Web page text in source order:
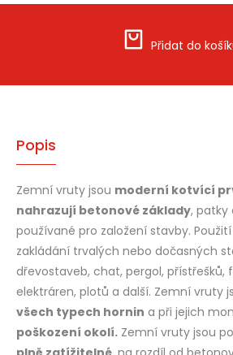
cena:
Přidat do
Popis
Zemní vruty jsou moderní kotvící
nahrazují betonové základy, patky
používané pro založení stavby.
zakládání trvalých nebo dočasných
dřevostaveb, chat, pergol, přístřešků,
elektráren, plotů a další. Zemní vruty
všech typech hornin a při jejich
poškození okolí. Zemní vruty jsou